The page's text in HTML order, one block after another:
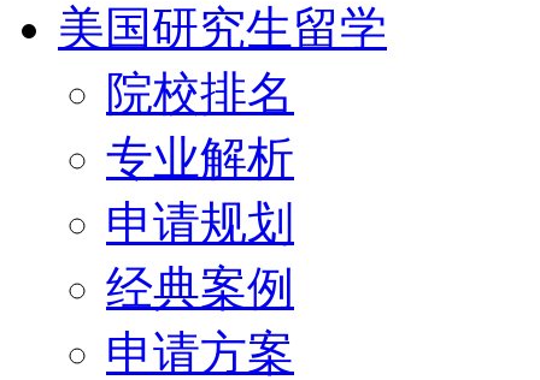
美国研究生留学
院校排名
专业解析
申请规划
经典案例
申请方案